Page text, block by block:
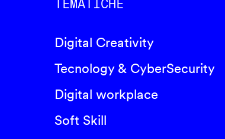
TEMATICHE
Digital Creativity
Tecnology & CyberSecurity
Digital workplace
Soft Skill